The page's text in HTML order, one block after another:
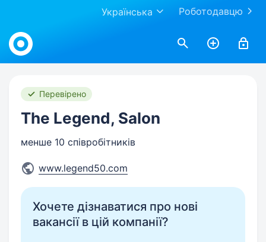
Роботодавцю
Українська
Work.ua
Перевірено
The Legend, Salon
менше 10 співробітників
www.legend50.com
Хочете дізнаватися про нові
вакансії в цій компанії?